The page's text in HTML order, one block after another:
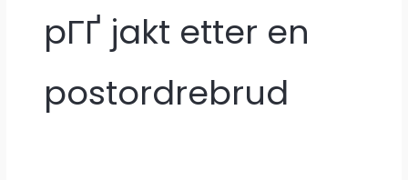
pГҐ jakt etter en
postordrebrud